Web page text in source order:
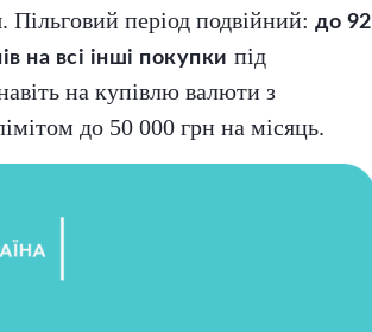
Пільговий період подвійний: до 92
на всі інші покупки під
на купівлю валюти з
до 50 000 грн на місяць.